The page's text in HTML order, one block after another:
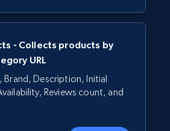
- Collects products by
URL
Brand, Description, Initial
Reviews count, and